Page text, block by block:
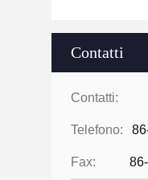
Contatti
Contatti:
Telefono:
Fax: